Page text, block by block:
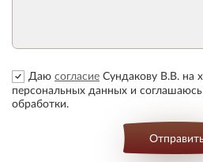
Даю согласие Сундакову В.В. на
персональных данных и соглашаюсь
обработки.